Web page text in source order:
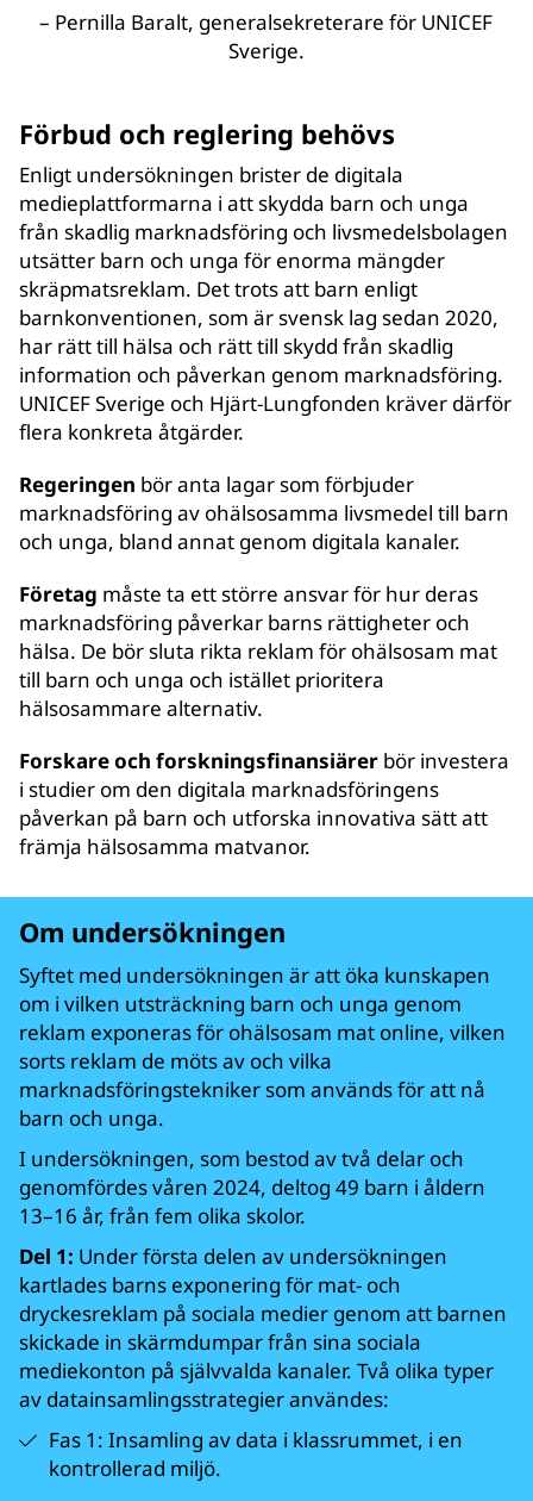
– Pernilla Baralt, generalsekreterare för UNICEF
Sverige.
Förbud och reglering behövs
Enligt undersökningen brister de digitala
medieplattformarna i att skydda barn och unga
från skadlig marknadsföring och livsmedelsbolagen
utsätter barn och unga för enorma mängder
skräpmatsreklam. Det trots att barn enligt
barnkonventionen, som är svensk lag sedan 2020,
har rätt till hälsa och rätt till skydd från skadlig
information och påverkan genom marknadsföring.
UNICEF Sverige och Hjärt-Lungfonden kräver därför
flera konkreta åtgärder.
Regeringen bör anta lagar som förbjuder
marknadsföring av ohälsosamma livsmedel till barn
och unga, bland annat genom digitala kanaler.
Företag måste ta ett större ansvar för hur deras
marknadsföring påverkar barns rättigheter och
hälsa. De bör sluta rikta reklam för ohälsosam mat
till barn och unga och istället prioritera
hälsosammare alternativ.
Forskare och forskningsfinansiärer bör investera
i studier om den digitala marknadsföringens
påverkan på barn och utforska innovativa sätt att
främja hälsosamma matvanor.
Om undersökningen
Syftet med undersökningen är att öka kunskapen
om i vilken utsträckning barn och unga genom
reklam exponeras för ohälsosam mat online, vilken
sorts reklam de möts av och vilka
marknadsföringstekniker som används för att nå
barn och unga.
I undersökningen, som bestod av två delar och
genomfördes våren 2024, deltog 49 barn i åldern
13–16 år, från fem olika skolor.
Del 1: Under första delen av undersökningen
kartlades barns exponering för mat- och
dryckesreklam på sociala medier genom att barnen
skickade in skärmdumpar från sina sociala
mediekonton på självvalda kanaler. Två olika typer
av datainsamlingsstrategier användes:
Fas 1: Insamling av data i klassrummet, i en
kontrollerad miljö.